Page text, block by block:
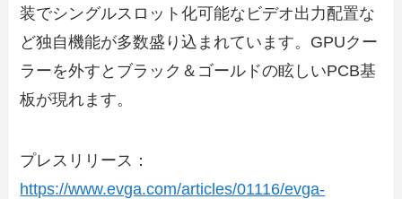
装でシングルスロット化可能なビデオ出力配置な
ど独自機能が多数盛り込まれています。GPUクー
ラーを外すとブラック＆ゴールドの眩しいPCB基
板が現れます。
プレスリリース：
https://www.evga.com/articles/01116/evga-